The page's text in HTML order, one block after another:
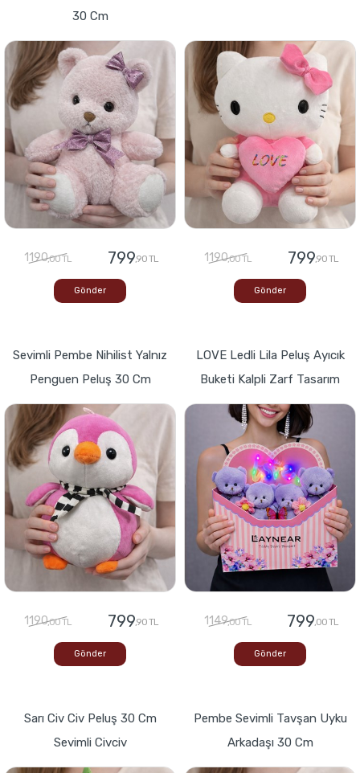
30 Cm
1190,00 TL 799,90 TL
Gönder
1190,00 TL 799,90 TL
Gönder
Sevimli Pembe Nihilist Yalnız
Penguen Peluş 30 Cm
1190,00 TL 799,90 TL
Gönder
LOVE Ledli Lila Peluş Ayıcık
Buketi Kalpli Zarf Tasarım
1149,00 TL 799,00 TL
Gönder
Sarı Civ Civ Peluş 30 Cm
Sevimli Civciv
Pembe Sevimli Tavşan Uyku
Arkadaşı 30 Cm